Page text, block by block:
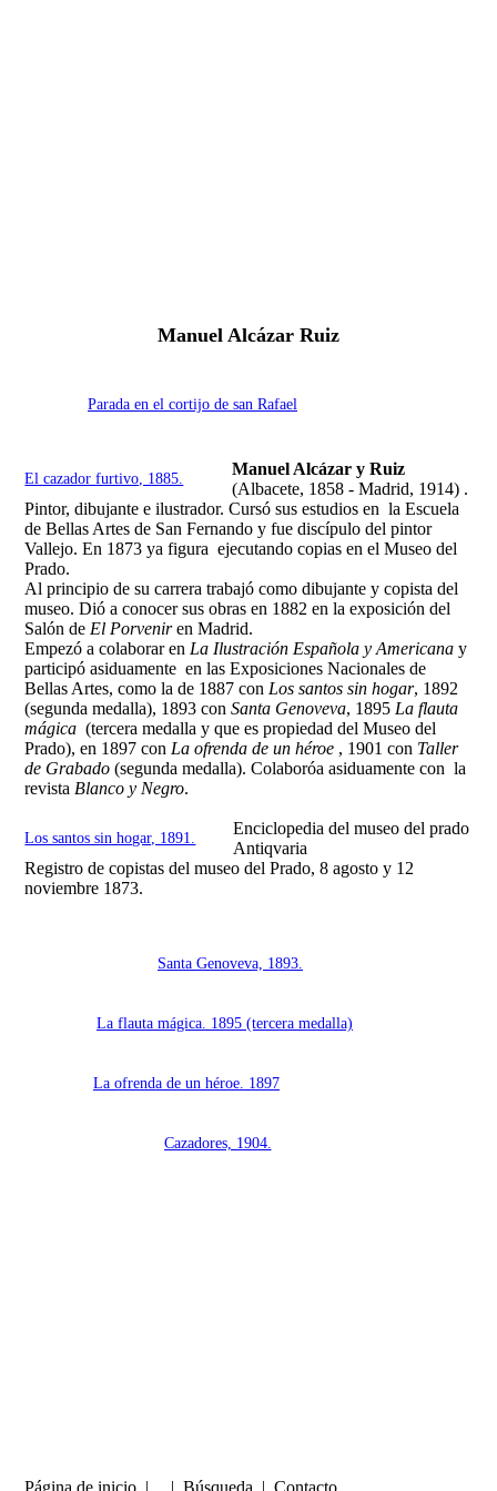
Manuel Alcázar Ruiz
Parada en el cortijo de san Rafael
El cazador furtivo, 1885.
Manuel Alcázar y Ruiz
(Albacete, 1858 - Madrid, 1914) .
Pintor, dibujante e ilustrador. Cursó sus estudios en la Escuela
de Bellas Artes de San Fernando y fue discípulo del pintor
Vallejo. En 1873 ya figura ejecutando copias en el Museo del
Prado.
Al principio de su carrera trabajó como dibujante y copista del
museo. Dió a conocer sus obras en 1882 en la exposición del
Salón de El Porveniren Madrid.
Empezó a colaborar en La Ilustración Española y Americana y
participó asiduamente en las Exposiciones Nacionales de
Bellas Artes, como la de 1887 con Los santos sin hogar, 1892
(segunda medalla), 1893 conSanta Genoveva, 1895 La flauta
mágica (tercera medalla y que es propiedad del Museo del
Prado), en 1897 con La ofrenda de un héroe , 1901 con Taller
de Grabado (segunda medalla). Colaboróa asiduamente con la
revista Blanco y Negro.
Los santos sin hogar, 1891.
Enciclopedia del museo del prado
Antiqvaria
Registro de copistas del museo del Prado, 8 agosto y 12
noviembre 1873.
Santa Genoveva, 1893.
La flauta mágica. 1895 (tercera medalla)
La ofrenda de un héroe. 1897
Cazadores, 1904.